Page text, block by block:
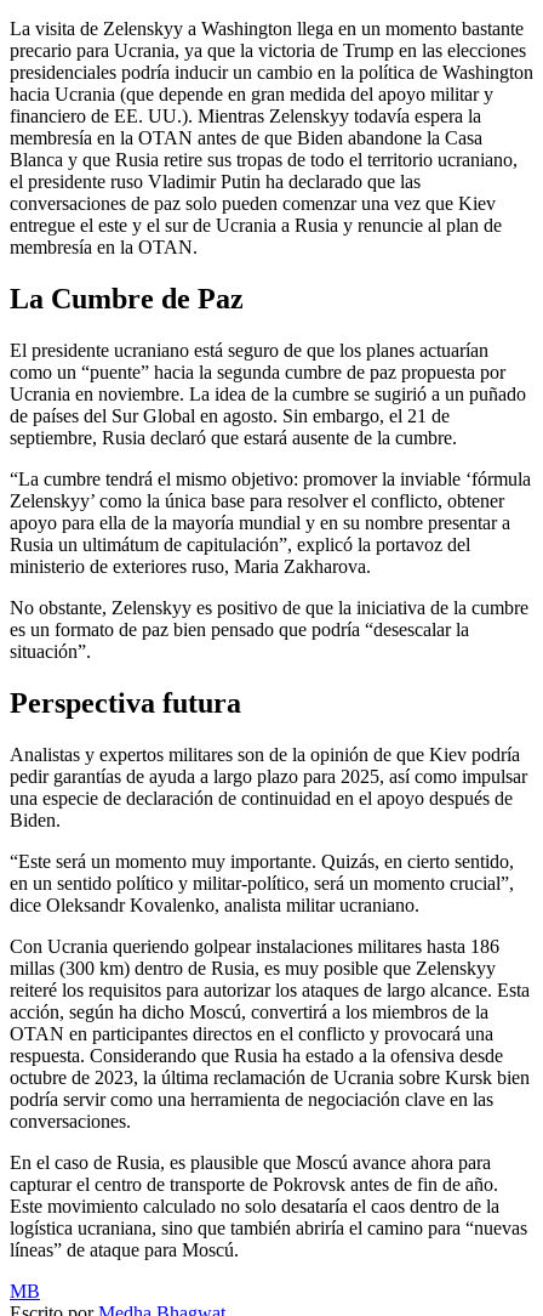
La visita de Zelenskyy a Washington llega en un momento bastante
precario para Ucrania, ya que la victoria de Trump en las elecciones
presidenciales podría inducir un cambio en la política de Washington
hacia Ucrania (que depende en gran medida del apoyo militar y
financiero de EE. UU.). Mientras Zelenskyy todavía espera la
membresía en la OTAN antes de que Biden abandone la Casa
Blanca y que Rusia retire sus tropas de todo el territorio ucraniano,
el presidente ruso Vladimir Putin ha declarado que las
conversaciones de paz solo pueden comenzar una vez que Kiev
entregue el este y el sur de Ucrania a Rusia y renuncie al plan de
membresía en la OTAN.
La Cumbre de Paz
El presidente ucraniano está seguro de que los planes actuarían
como un “puente” hacia la segunda cumbre de paz propuesta por
Ucrania en noviembre. La idea de la cumbre se sugirió a un puñado
de países del Sur Global en agosto. Sin embargo, el 21 de
septiembre, Rusia declaró que estará ausente de la cumbre.
“La cumbre tendrá el mismo objetivo: promover la inviable ‘fórmula
Zelenskyy’ como la única base para resolver el conflicto, obtener
apoyo para ella de la mayoría mundial y en su nombre presentar a
Rusia un ultimátum de capitulación”, explicó la portavoz del
ministerio de exteriores ruso, Maria Zakharova.
No obstante, Zelenskyy es positivo de que la iniciativa de la cumbre
es un formato de paz bien pensado que podría “desescalar la
situación”.
Perspectiva futura
Analistas y expertos militares son de la opinión de que Kiev podría
pedir garantías de ayuda a largo plazo para 2025, así como impulsar
una especie de declaración de continuidad en el apoyo después de
Biden.
“Este será un momento muy importante. Quizás, en cierto sentido,
en un sentido político y militar-político, será un momento crucial”,
dice Oleksandr Kovalenko, analista militar ucraniano.
Con Ucrania queriendo golpear instalaciones militares hasta 186
millas (300 km) dentro de Rusia, es muy posible que Zelenskyy
reiteré los requisitos para autorizar los ataques de largo alcance. Esta
acción, según ha dicho Moscú, convertirá a los miembros de la
OTAN en participantes directos en el conflicto y provocará una
respuesta. Considerando que Rusia ha estado a la ofensiva desde
octubre de 2023, la última reclamación de Ucrania sobre Kursk bien
podría servir como una herramienta de negociación clave en las
conversaciones.
En el caso de Rusia, es plausible que Moscú avance ahora para
capturar el centro de transporte de Pokrovsk antes de fin de año.
Este movimiento calculado no solo desataría el caos dentro de la
logística ucraniana, sino que también abriría el camino para “nuevas
líneas” de ataque para Moscú.
MB